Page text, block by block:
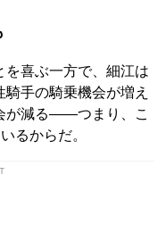
喜ぶ一方で、細江は
手の騎乗機会が増え
が減る――つまり、こ
るからだ。